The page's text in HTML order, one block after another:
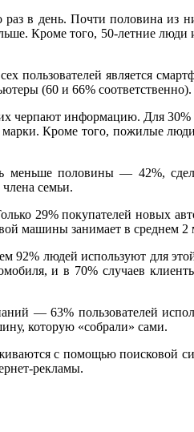
раз в день. Почти половина
Кроме того, 50-летние
пользователей является
(60 и 66% соответственно).
черпают информацию. Для
Кроме того, пожилые
половины — 42%,
семьи.
29% покупателей новых
машины занимает в среднем 2
людей используют для
и в 70% случаев
— 63% пользователей
которую «собрали» сами.
с помощью поисковой
рекламы.